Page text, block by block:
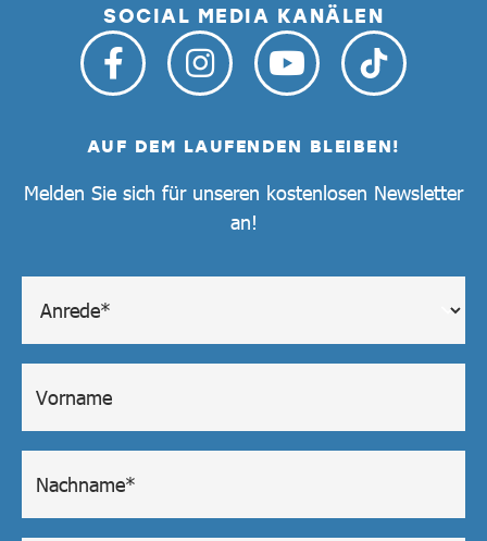
SOCIAL MEDIA KANÄLEN
AUF DEM LAUFENDEN BLEIBEN!
Melden Sie sich für unseren kostenlosen Newsletter
an!